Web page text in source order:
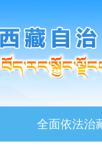
全面依法治